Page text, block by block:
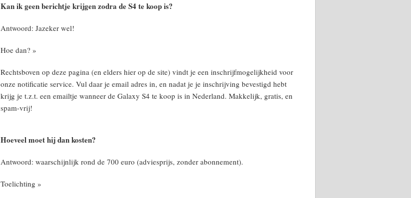
Kan ik geen berichtje krijgen zodra de S4 te koop is?
Antwoord: Jazeker wel!
Hoe dan? »
Rechtsboven op deze pagina (en elders hier op de site) vindt je een inschrijfmogelijkheid voor
onze notificatie service. Vul daar je email adres in, en nadat je je inschrijving bevestigd hebt
krijg je t.z.t. een emailtje wanneer de Galaxy S4 te koop is in Nederland. Makkelijk, gratis, en
spam-vrij!
Hoeveel moet hij dan kosten?
Antwoord: waarschijnlijk rond de 700 euro (adviesprijs, zonder abonnement).
Toelichting »